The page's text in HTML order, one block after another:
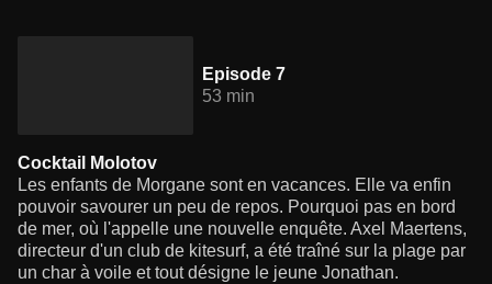
Episode 7
53 min
Cocktail Molotov
Les enfants de Morgane sont en vacances. Elle va enfin
pouvoir savourer un peu de repos. Pourquoi pas en bord
de mer, où l'appelle une nouvelle enquête. Axel Maertens,
directeur d'un club de kitesurf, a été traîné sur la plage par
un char à voile et tout désigne le jeune Jonathan.